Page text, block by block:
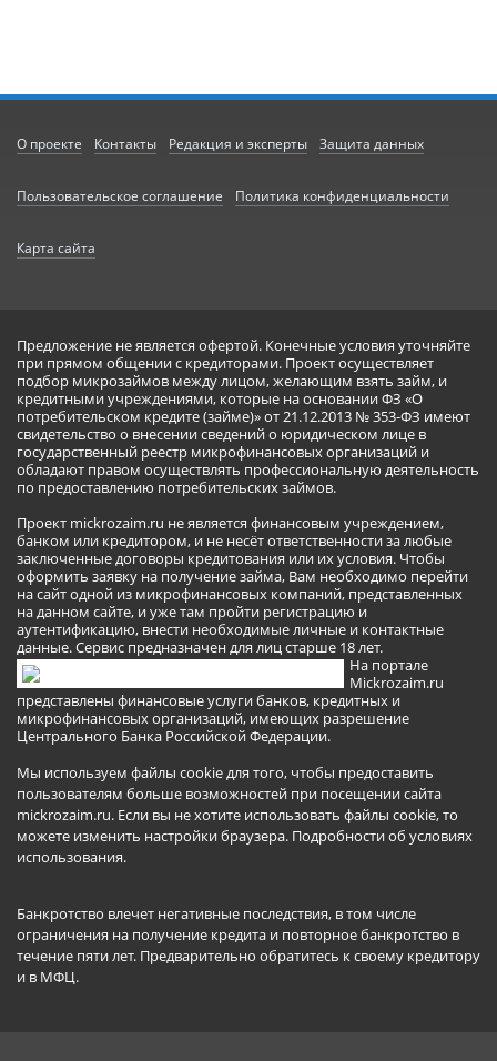
О проекте Контакты Редакция и эксперты Защита данных
Пользовательское соглашение Политика конфиденциальности
Карта сайта
Предложение не является офертой. Конечные условия уточняйте
при прямом общении с кредиторами. Проект осуществляет
подбор микрозаймов между лицом, желающим взять займ, и
кредитными учреждениями, которые на основании ФЗ «О
потребительском кредите (займе)» от 21.12.2013 № 353-ФЗ имеют
свидетельство о внесении сведений о юридическом лице в
государственный реестр микрофинансовых организаций и
обладают правом осуществлять профессиональную деятельность
по предоставлению потребительских займов.
Проект mickrozaim.ru не является финансовым учреждением,
банком или кредитором, и не несёт ответственности за любые
заключенные договоры кредитования или их условия. Чтобы
оформить заявку на получение займа, Вам необходимо перейти
на сайт одной из микрофинансовых компаний, представленных
на данном сайте, и уже там пройти регистрацию и
аутентификацию, внести необходимые личные и контактные
данные. Сервис предназначен для лиц старше 18 лет.
На портале
Mickrozaim.ru
представлены финансовые услуги банков, кредитных и
микрофинансовых организаций, имеющих разрешение
Центрального Банка Российской Федерации.
Мы используем файлы cookie для того, чтобы предоставить
пользователям больше возможностей при посещении сайта
mickrozaim.ru. Если вы не хотите использовать файлы cookie, то
можете изменить настройки браузера. Подробности об условиях
использования.
Банкротство влечет негативные последствия, в том числе
ограничения на получение кредита и повторное банкротство в
течение пяти лет. Предварительно обратитесь к своему кредитору
и в МФЦ.